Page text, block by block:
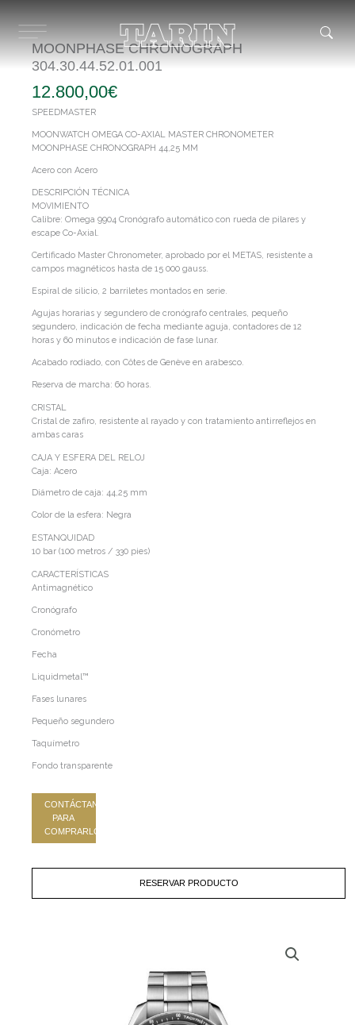
contenido
MOONPHASE CHRONOGRAPH
304.30.44.52.01.001
12.800,00€
SPEEDMASTER
MOONWATCH OMEGA CO-AXIAL MASTER CHRONOMETER
MOONPHASE CHRONOGRAPH 44,25 MM
Acero con Acero
DESCRIPCIÓN TÉCNICA
MOVIMIENTO
Calibre: Omega 9904 Cronógrafo automático con rueda de pilares y
escape Co-Axial.
Certificado Master Chronometer, aprobado por el METAS, resistente a
campos magnéticos hasta de 15 000 gauss.
Espiral de silicio, 2 barriletes montados en serie.
Agujas horarias y segundero de cronógrafo centrales, pequeño
segundero, indicación de fecha mediante aguja, contadores de 12
horas y 60 minutos e indicación de fase lunar.
Acabado rodiado, con Côtes de Genève en arabesco.
Reserva de marcha: 60 horas.
CRISTAL
Cristal de zafiro, resistente al rayado y con tratamiento antirreflejos en
ambas caras
CAJA Y ESFERA DEL RELOJ
Caja: Acero
Diámetro de caja: 44,25 mm
Color de la esfera: Negra
ESTANQUIDAD
10 bar (100 metros / 330 pies)
CARACTERÍSTICAS
Antimagnético
Cronógrafo
Cronómetro
Fecha
Liquidmetal™
Fases lunares
Pequeño segundero
Taquímetro
Fondo transparente
CONTÁCTANOS
PARA
COMPRARLO
RESERVAR PRODUCTO